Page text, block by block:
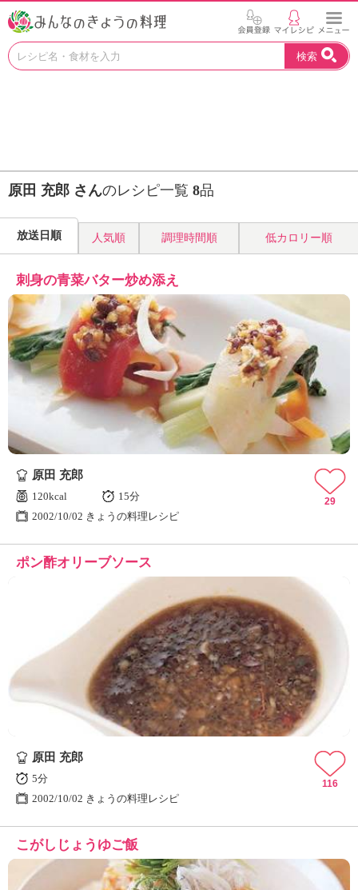
お
見
つ
よ
う
N
H
K
エ
ュ
ケ
ー
シ
ョ
ナ
ん
の
ょ
の
料
理
」
検索
原田 充郎 さんのレシピ一覧 8品
放送日順 人気順 調理時間順 低カロリー順
刺身の青菜バター炒め添え
原田 充郎
120kcal
15分
2002/10/02 きょうの料理レシピ
29
ポン酢オリーブソース
原田 充郎
5分
2002/10/02 きょうの料理レシピ
116
こがしじょうゆご飯